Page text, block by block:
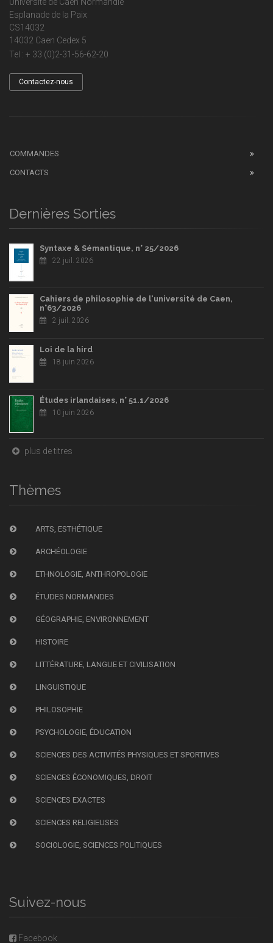
Université de Caen Normandie
Esplanade de la Paix
CS14032
14032 Caen Cedex 5
Tel : + 33 (0)2-31-56-62-20
Contactez-nous
COMMANDES
CONTACTS
Dernières Sorties
Syntaxe & Sémantique, n° 25/2026
22 juil. 2026
Cahiers de philosophie de l'université de Caen,
n°63/2026
2 juil. 2026
Loi de la hird
18 juin 2026
Études irlandaises, n° 51.1/2026
10 juin 2026
plus de titres
Thèmes
ARTS, ESTHÉTIQUE
ARCHÉOLOGIE
ETHNOLOGIE, ANTHROPOLOGIE
ÉTUDES NORMANDES
GÉOGRAPHIE, ENVIRONNEMENT
HISTOIRE
LITTÉRATURE, LANGUE ET CIVILISATION
LINGUISTIQUE
PHILOSOPHIE
PSYCHOLOGIE, ÉDUCATION
SCIENCES DES ACTIVITÉS PHYSIQUES ET SPORTIVES
SCIENCES ÉCONOMIQUES, DROIT
SCIENCES EXACTES
SCIENCES RELIGIEUSES
SOCIOLOGIE, SCIENCES POLITIQUES
Suivez-nous
Facebook